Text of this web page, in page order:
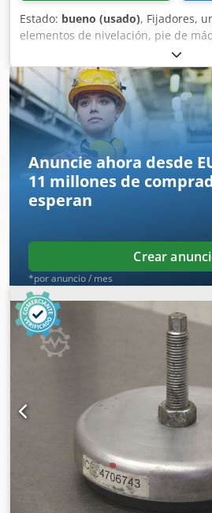
Estado: bueno (usado), Fijadores,
elementos de nivelación, pie de
máquina, zapatas de nivelación,
zapata de nivelación, zapata de
pie de nivelación Dkodpfeu N
máquinas-herramienta e
mm - Altura máxima: 68 mm -
Precio: por unidad - Dimensiones:
Peso: 6,9 kg/unidad
Anuncie ahora desde
11 millones de
esperan
Crear
*por anuncio / mes